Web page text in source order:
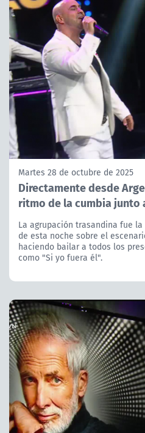
Martes 28 de octubre de 2025
Directamente desde
ritmo de la cumbia junto
La agrupación trasandina fue
de esta noche sobre el
haciendo bailar a todos los
como "Si yo fuera él".